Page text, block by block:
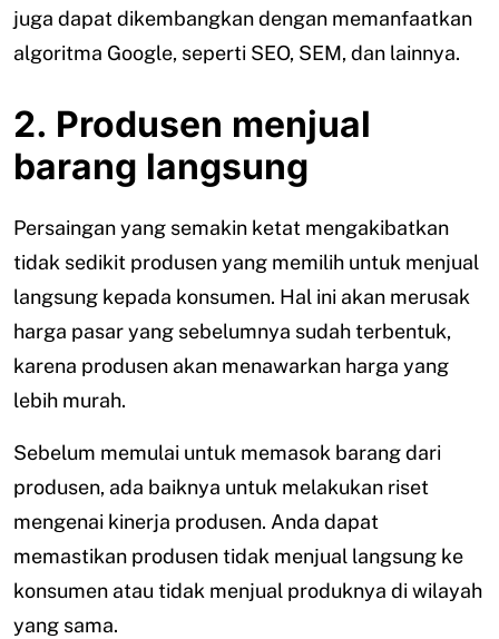
juga dapat dikembangkan dengan memanfaatkan
algoritma Google, seperti SEO, SEM, dan lainnya.
2. Produsen menjual
barang langsung
Persaingan yang semakin ketat mengakibatkan
tidak sedikit produsen yang memilih untuk menjual
langsung kepada konsumen. Hal ini akan merusak
harga pasar yang sebelumnya sudah terbentuk,
karena produsen akan menawarkan harga yang
lebih murah.
Sebelum memulai untuk memasok barang dari
produsen, ada baiknya untuk melakukan riset
mengenai kinerja produsen. Anda dapat
memastikan produsen tidak menjual langsung ke
konsumen atau tidak menjual produknya di wilayah
yang sama.